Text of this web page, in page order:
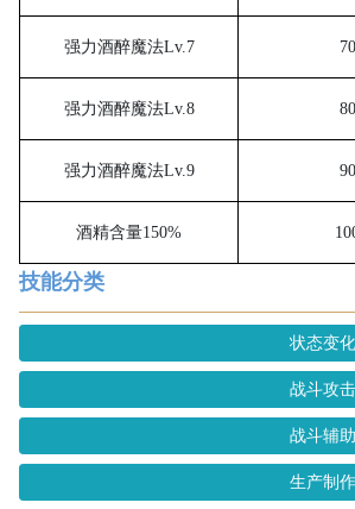
强力酒醉魔法Lv.7 70
强力酒醉魔法Lv.8 80
强力酒醉魔法Lv.9 90
酒精含量150%
技能分类
状态变
战斗攻
战斗辅
生产制